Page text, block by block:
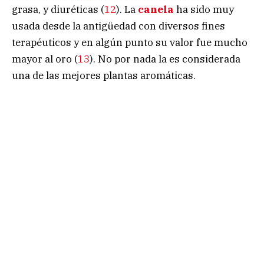
grasa, y diuréticas (12). La canela ha sido muy
usada desde la antigüedad con diversos fines
terapéuticos y en algún punto su valor fue mucho
mayor al oro (13). No por nada la es considerada
una de las mejores plantas aromáticas.